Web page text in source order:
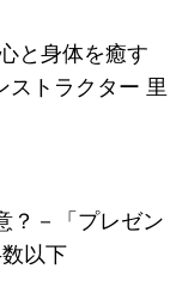
と身体を癒す
ストラクター 里
？－「プレゼン
以下